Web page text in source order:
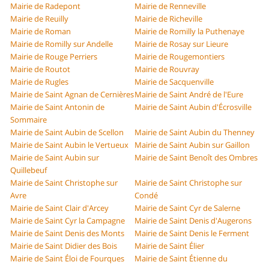
Mairie de Radepont
Mairie de Renneville
Mairie de Reuilly
Mairie de Richeville
Mairie de Roman
Mairie de Romilly la Puthenaye
Mairie de Romilly sur Andelle
Mairie de Rosay sur Lieure
Mairie de Rouge Perriers
Mairie de Rougemontiers
Mairie de Routot
Mairie de Rouvray
Mairie de Rugles
Mairie de Sacquenville
Mairie de Saint Agnan de CernièresMairie de Saint André de l'Eure
Mairie de Saint Antonin de
Sommaire
Mairie de Saint Aubin d'Écrosville
Mairie de Saint Aubin de Scellon
Mairie de Saint Aubin du Thenney
Mairie de Saint Aubin le Vertueux
Mairie de Saint Aubin sur Gaillon
Mairie de Saint Aubin sur
Quillebeuf
Mairie de Saint Benoît des Ombres
Mairie de Saint Christophe sur
Avre
Mairie de Saint Christophe sur
Condé
Mairie de Saint Clair d'Arcey
Mairie de Saint Cyr de Salerne
Mairie de Saint Cyr la Campagne
Mairie de Saint Denis d'Augerons
Mairie de Saint Denis des Monts
Mairie de Saint Denis le Ferment
Mairie de Saint Didier des Bois
Mairie de Saint Élier
Mairie de Saint Éloi de Fourques
Mairie de Saint Étienne du